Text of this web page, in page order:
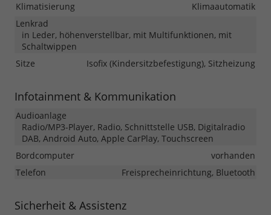
Klimatisierung
Klimaautomatik
Lenkrad
in Leder, höhenverstellbar, mit Multifunktionen, mit
Schaltwippen
Sitze
Isofix (Kindersitzbefestigung), Sitzheizung
Infotainment & Kommunikation
Audioanlage
Radio/MP3-Player, Radio, Schnittstelle USB, Digitalradio
DAB, Android Auto, Apple CarPlay, Touchscreen
Bordcomputer
vorhanden
Telefon
Freisprecheinrichtung, Bluetooth
Sicherheit & Assistenz